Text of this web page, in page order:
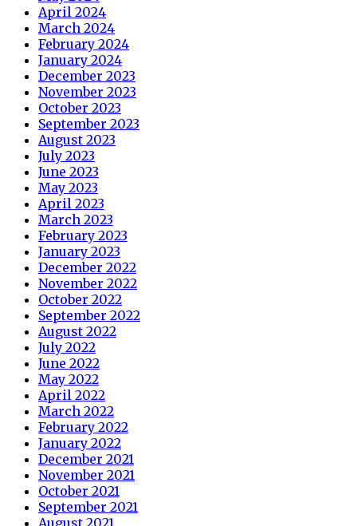
April 2024
March 2024
February 2024
January 2024
December 2023
November 2023
October 2023
September 2023
August 2023
July 2023
June 2023
May 2023
April 2023
March 2023
February 2023
January 2023
December 2022
November 2022
October 2022
September 2022
August 2022
July 2022
June 2022
May 2022
April 2022
March 2022
February 2022
January 2022
December 2021
November 2021
October 2021
September 2021